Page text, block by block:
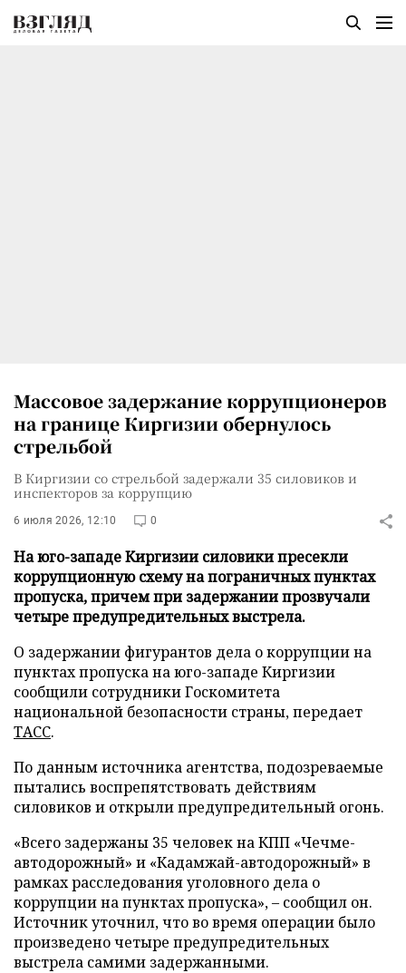
Массовое задержание коррупционеров
на границе Киргизии обернулось
стрельбой
В Киргизии со стрельбой задержали 35 силовиков и
инспекторов за коррупцию
6 июля 2026, 12:10 0
На юго-западе Киргизии силовики пресекли
коррупционную схему на пограничных пунктах
пропуска, причем при задержании прозвучали
четыре предупредительных выстрела.
О задержании фигурантов дела о коррупции на
пунктах пропуска на юго-западе Киргизии
сообщили сотрудники Госкомитета
национальной безопасности страны, передает
ТАСС.
По данным источника агентства, подозреваемые
пытались воспрепятствовать действиям
силовиков и открыли предупредительный огонь.
«Всего задержаны 35 человек на КПП «Чечме-
автодорожный» и «Кадамжай-автодорожный» в
рамках расследования уголовного дела о
коррупции на пунктах пропуска», – сообщил он.
Источник уточнил, что во время операции было
произведено четыре предупредительных
выстрела самими задержанными.